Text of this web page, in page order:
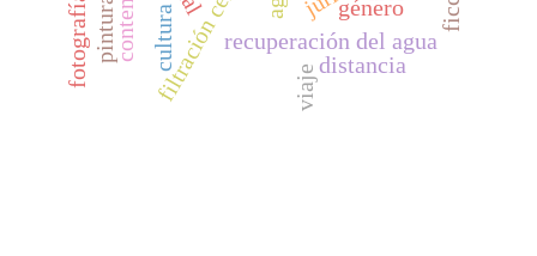
género
recuperación del agua
cultura distancia
viaje
pintura